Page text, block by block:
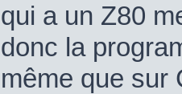
qui a un Z80
donc la
même que sur